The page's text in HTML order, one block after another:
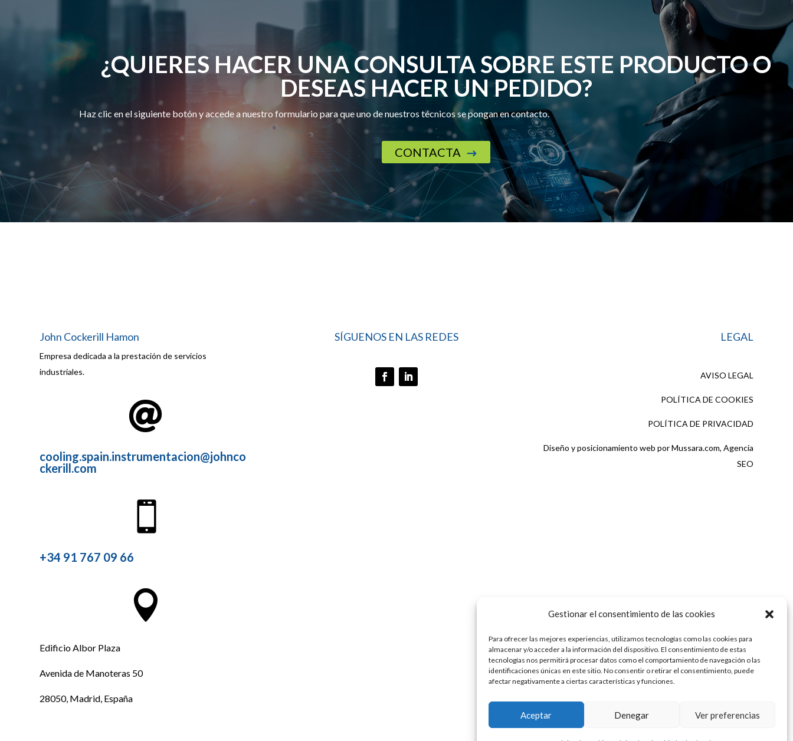
Gestionar el consentimiento de las cookies
Para ofrecer las mejores experiencias, utilizamos tecnologías como las cookies para
almacenar y/o acceder a la información del dispositivo. El consentimiento de estas
tecnologías nos permitirá procesar datos como el comportamiento de navegación o las
identificaciones únicas en este sitio. No consentir o retirar el consentimiento, puede
afectar negativamente a ciertas características y funciones.
Aceptar Denegar Ver preferencias
¿QUIERES HACER UNA CONSULTA SOBRE ESTE PRODUCTO O
DESEAS HACER UN PEDIDO?
Haz clic en el siguiente botón y accede a nuestro formulario para que uno de nuestros técnicos se pongan en contacto.
CONTACTA $
John Cockerill Hamon
Empresa dedicada a la prestación de servicios
industriales.

cooling.spain.instrumentacion@johnco
ckerill.com

+34 91 767 09 66

Edificio Albor Plaza
Avenida de Manoteras 50
28050, Madrid, España
SÍGUENOS EN LAS REDES LEGAL
AVISO LEGAL
POLÍTICA DE COOKIES
POLÍTICA DE PRIVACIDAD
Diseño y posicionamiento web porMussara.com, Agencia
SEO